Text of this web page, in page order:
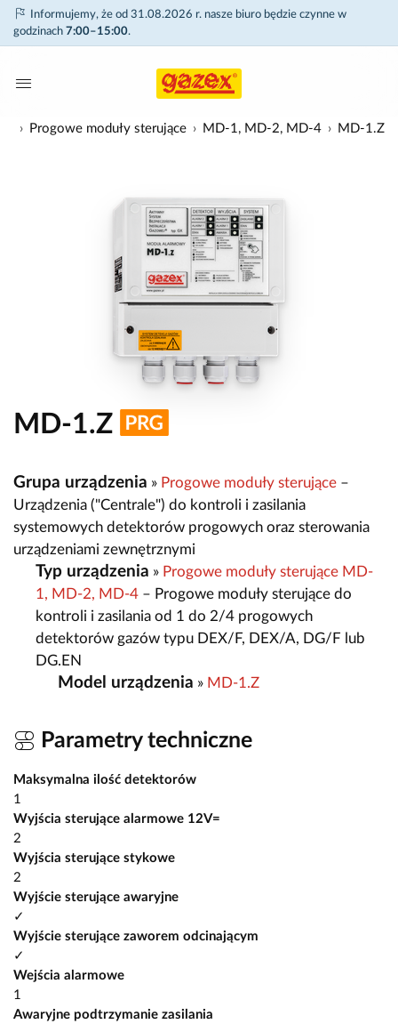
Informujemy, że od 31.08.2026 r. nasze biuro będzie czynne w
godzinach 7:00–15:00.
Progowe moduły sterujące MD-1, MD-2, MD-4 MD-1.Z
MD-1.Z
Grupa urządzenia » Progowe moduły sterujące –
Urządzenia ("Centrale") do kontroli i zasilania
systemowych detektorów progowych oraz sterowania
urządzeniami zewnętrznymi
Typ urządzenia » Progowe moduły sterujące MD-
1, MD-2, MD-4 – Progowe moduły sterujące do
kontroli i zasilania od 1 do 2/4 progowych
detektorów gazów typu DEX/F, DEX/A, DG/F lub
DG.EN
Model urządzenia » MD-1.Z
Parametry techniczne
Maksymalna ilość detektorów
1
Wyjścia sterujące alarmowe 12V=
2
Wyjścia sterujące stykowe
2
Wyjście sterujące awaryjne
✓
Wyjście sterujące zaworem odcinającym
✓
Wejścia alarmowe
1
Awaryjne podtrzymanie zasilania